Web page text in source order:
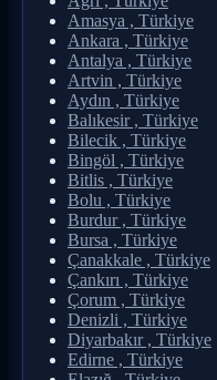
Amasya , Türkiye
Ankara , Türkiye
Antalya , Türkiye
Artvin , Türkiye
Aydın , Türkiye
Balıkesir , Türkiye
Bilecik , Türkiye
Bingöl , Türkiye
Bitlis , Türkiye
Bolu , Türkiye
Burdur , Türkiye
Bursa , Türkiye
Çanakkale , Türkiye
Çankırı , Türkiye
Çorum , Türkiye
Denizli , Türkiye
Diyarbakır , Türkiye
Edirne , Türkiye